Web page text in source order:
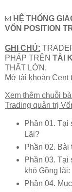
☑️ HỆ THỐNG
VỐN POSITION
GHI CHÚ:
PHÁP TRÊN TÀI
THẤT LỚN.
Mở tài khoản Cent
Xem thêm chuỗi
Trading quản trị
Phần 01. Tại
Lãi?
Phần 02. Bài
Phần 03. Tại
khó Gồng lãi:
Phần 04.